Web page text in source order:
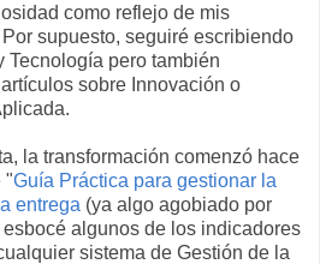
como reflejo de mis
supuesto, seguiré escribiendo
Tecnología pero también
sobre Innovación o
la transformación comenzó hace
"Guía Práctica para gestionar la
entrega (ya algo agobiado por
algunos de los indicadores
sistema de Gestión de la